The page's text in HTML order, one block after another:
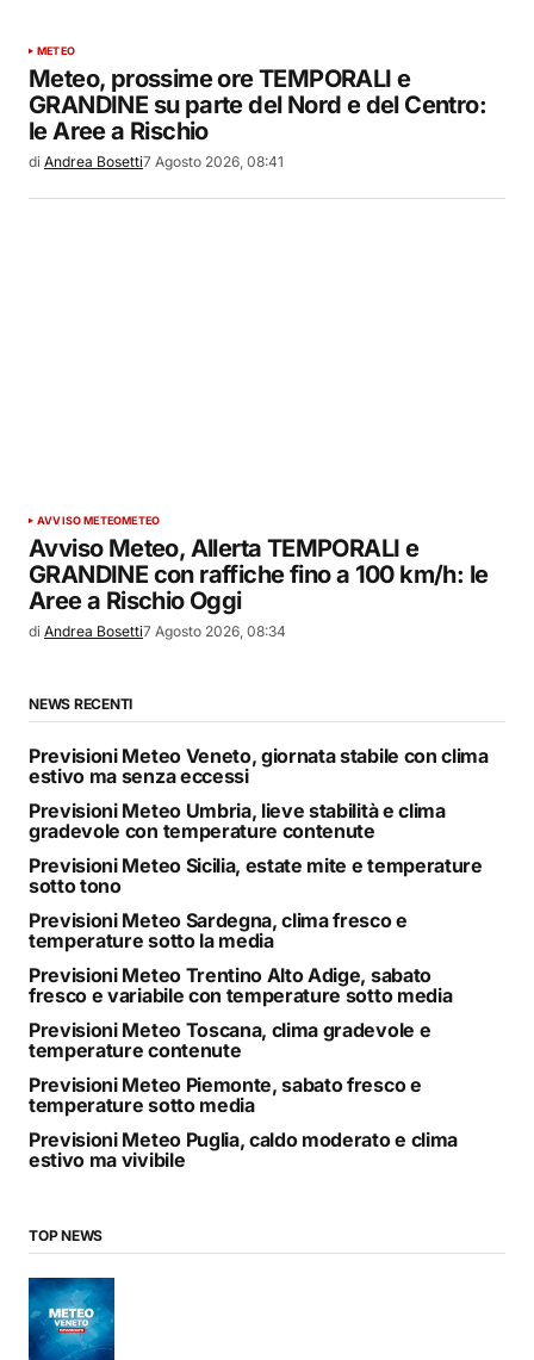
METEO
Meteo, prossime ore TEMPORALI e
GRANDINE su parte del Nord e del Centro:
le Aree a Rischio
di Andrea Bosetti7 Agosto 2026, 08:41
AVVISO METEOMETEO
Avviso Meteo, Allerta TEMPORALI e
GRANDINE con raffiche fino a 100 km/h: le
Aree a Rischio Oggi
di Andrea Bosetti7 Agosto 2026, 08:34
NEWS RECENTI
Previsioni Meteo Veneto, giornata stabile con clima
estivo ma senza eccessi
Previsioni Meteo Umbria, lieve stabilità e clima
gradevole con temperature contenute
Previsioni Meteo Sicilia, estate mite e temperature
sotto tono
Previsioni Meteo Sardegna, clima fresco e
temperature sotto la media
Previsioni Meteo Trentino Alto Adige, sabato
fresco e variabile con temperature sotto media
Previsioni Meteo Toscana, clima gradevole e
temperature contenute
Previsioni Meteo Piemonte, sabato fresco e
temperature sotto media
Previsioni Meteo Puglia, caldo moderato e clima
estivo ma vivibile
TOP NEWS